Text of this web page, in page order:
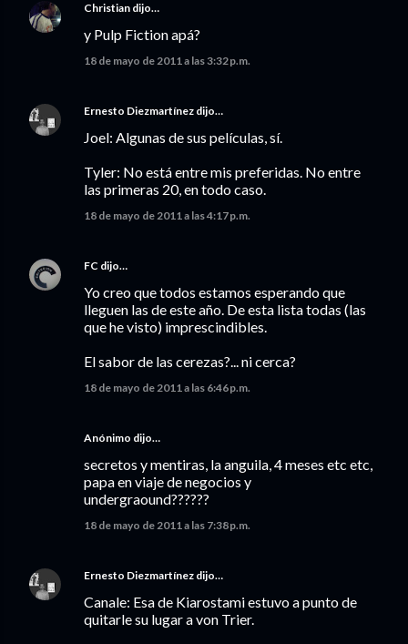
Christian dijo…
y Pulp Fiction apá?
18 de mayo de 2011 a las 3:32 p.m.
Ernesto Diezmartínez dijo…
Joel: Algunas de sus películas, sí.
Tyler: No está entre mis preferidas. No entre
las primeras 20, en todo caso.
18 de mayo de 2011 a las 4:17 p.m.
FC dijo…
Yo creo que todos estamos esperando que
lleguen las de este año. De esta lista todas (las
que he visto) imprescindibles.
El sabor de las cerezas?... ni cerca?
18 de mayo de 2011 a las 6:46 p.m.
Anónimo dijo…
secretos y mentiras, la anguila, 4 meses etc etc,
papa en viaje de negocios y
undergraound??????
18 de mayo de 2011 a las 7:38 p.m.
Ernesto Diezmartínez dijo…
Canale: Esa de Kiarostami estuvo a punto de
quitarle su lugar a von Trier.